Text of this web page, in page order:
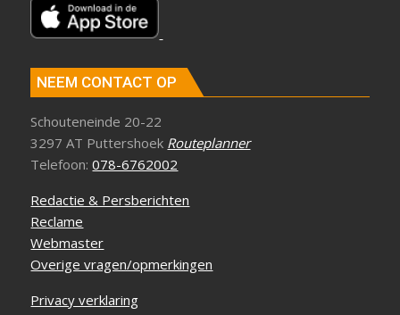
NEEM CONTACT OP
Schouteneinde 20-22
3297 AT Puttershoek Routeplanner
Telefoon:078-6762002
Redactie & Persberichten
Reclame
Webmaster
Overige vragen/opmerkingen
Privacy verklaring